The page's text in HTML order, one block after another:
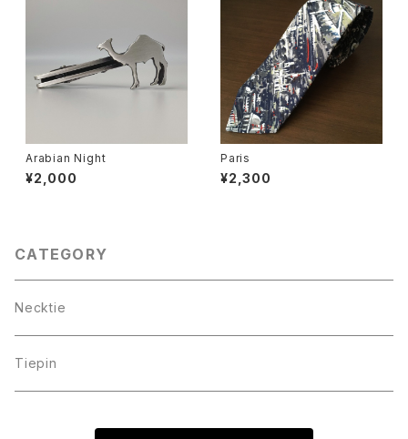
Arabian Night
¥2,000
Paris
¥2,300
CATEGORY
Necktie
Tiepin